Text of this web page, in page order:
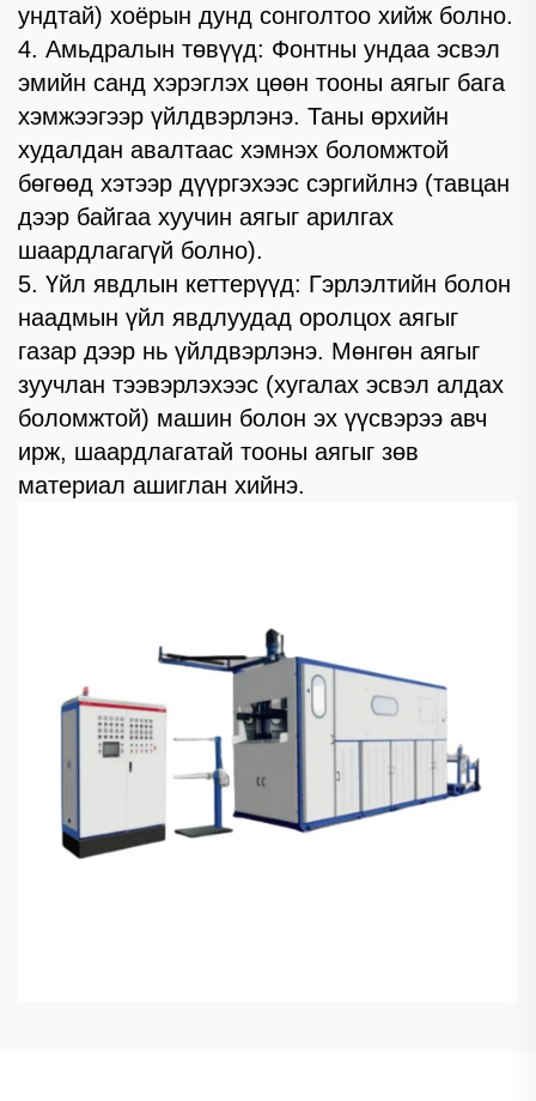
ундтай) хоёрын дунд сонголтоо хийж болно.
4. Амьдралын төвүүд: Фонтны ундаа эсвэл
эмийн санд хэрэглэх цөөн тооны аягыг бага
хэмжээгээр үйлдвэрлэнэ. Таны өрхийн
худалдан авалтаас хэмнэх боломжтой
бөгөөд хэтээр дүүргэхээс сэргийлнэ (тавцан
дээр байгаа хуучин аягыг арилгах
шаардлагагүй болно).
5. Үйл явдлын кеттерүүд: Гэрлэлтийн болон
наадмын үйл явдлуудад оролцох аягыг
газар дээр нь үйлдвэрлэнэ. Мөнгөн аягыг
зуучлан тээвэрлэхээс (хугалах эсвэл алдах
боломжтой) машин болон эх үүсвэрээ авч
ирж, шаардлагатай тооны аягыг зөв
материал ашиглан хийнэ.